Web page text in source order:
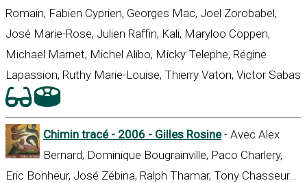
Romain, Fabien Cyprien, Georges Mac, Joel Zorobabel,
José Marie-Rose, Julien Raffin, Kali, Maryloo Coppen,
Michael Marnet, Michel Alibo, Micky Telephe, Régine
Lapassion, Ruthy Marie-Louise, Thierry Vaton, Victor Sabas
Chimin tracé - 2006 - Gilles Rosine- Avec Alex
Bernard, Dominique Bougrainville, Paco Charlery,
Eric Bonheur, José Zébina, Ralph Thamar, Tony Chasseur…